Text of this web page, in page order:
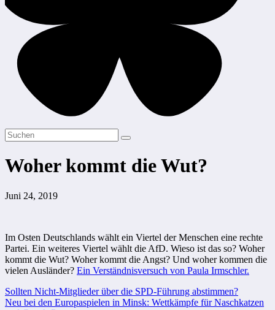
Woher kommt die Wut?
Juni 24, 2019
Im Osten Deutschlands wählt ein Viertel der Menschen eine rechte
Partei. Ein weiteres Viertel wählt die AfD. Wieso ist das so? Woher
kommt die Wut? Woher kommt die Angst? Und woher kommen die
vielen Ausländer? Ein Verständnisversuch von Paula Irmschler.
Beitragsnavigation
Sollten Nicht-Mitglieder über die SPD-Führung abstimmen?
Neu bei den Europaspielen in Minsk: Wettkämpfe für Naschkatzen